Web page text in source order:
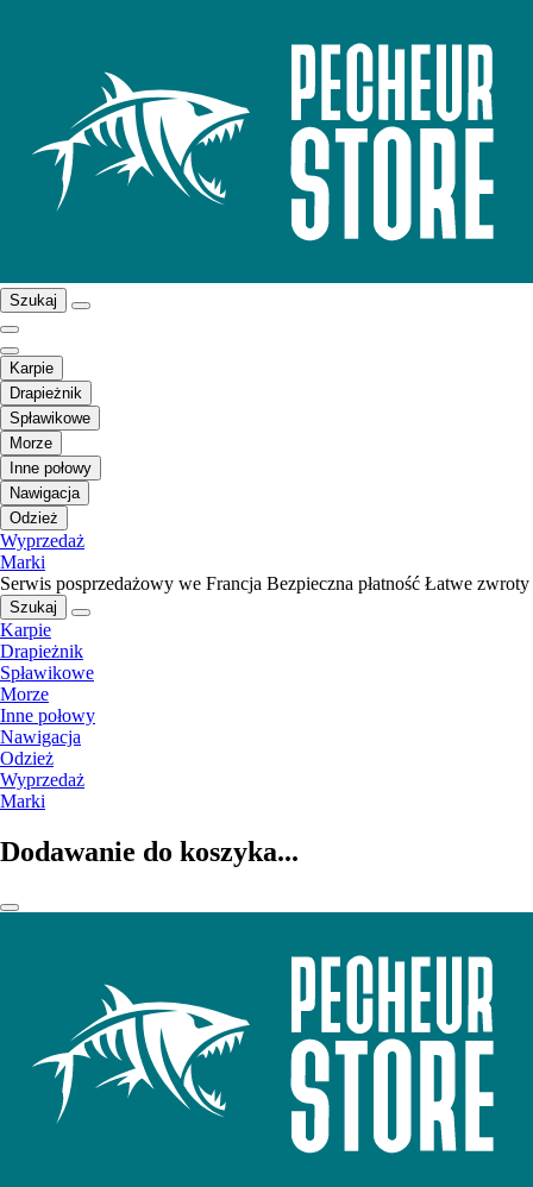
Szukaj
Karpie
Drapieżnik
Spławikowe
Morze
Inne połowy
Nawigacja
Odzież
Wyprzedaż
Marki
Serwis posprzedażowy we Francja Bezpieczna płatność Łatwe zwroty
Szukaj
Karpie
Drapieżnik
Spławikowe
Morze
Inne połowy
Nawigacja
Odzież
Wyprzedaż
Marki
Dodawanie do koszyka...